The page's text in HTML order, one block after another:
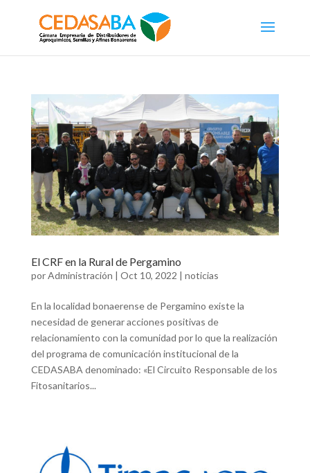
El CRF en la Rural de Pergamino
porAdministración | Oct 10, 2022 | noticias
En la localidad bonaerense de Pergamino existe la
necesidad de generar acciones positivas de
relacionamiento con la comunidad por lo que la realización
del programa de comunicación institucional de la
CEDASABA denominado: «El Circuito Responsable de los
Fitosanitarios...